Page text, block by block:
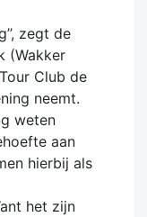
zegt de
(Wakker
Club de
neemt.
weten
aan
hierbij als
het zijn